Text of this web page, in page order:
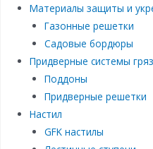
Материалы защиты и
Газонные решетки
Садовые бордюры
Придверные системы
Поддоны
Придверные решетки
Настил
GFK настилы